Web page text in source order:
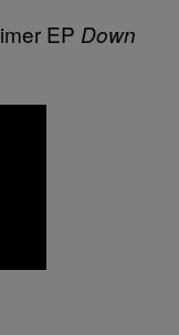
EP Down